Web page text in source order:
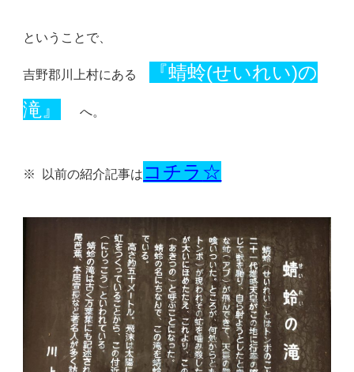
ということで、
吉野郡川上村にある
『蜻蛉(せいれい)の
滝』
へ。
※ 以前の紹介記事は コチラ ☆